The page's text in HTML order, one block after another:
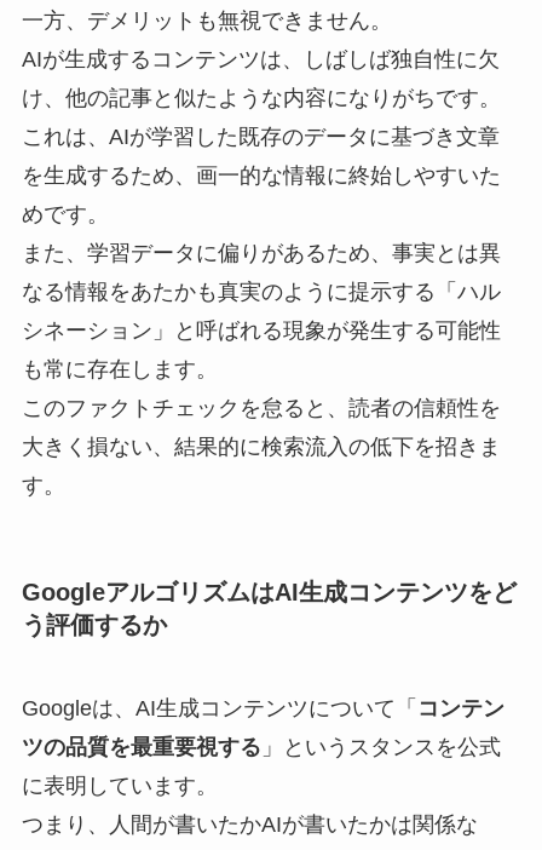
一方、デメリットも無視できません。
AIが生成するコンテンツは、しばしば独自性に欠
け、他の記事と似たような内容になりがちです。
これは、AIが学習した既存のデータに基づき文章
を生成するため、画一的な情報に終始しやすいた
めです。
また、学習データに偏りがあるため、事実とは異
なる情報をあたかも真実のように提示する「ハル
シネーション」と呼ばれる現象が発生する可能性
も常に存在します。
このファクトチェックを怠ると、読者の信頼性を
大きく損ない、結果的に検索流入の低下を招きま
す。
GoogleアルゴリズムはAI生成コンテンツをど
う評価するか
Googleは、AI生成コンテンツについて「 コンテン
ツの品質を最重要視する 」というスタンスを公式
に表明しています。
つまり、人間が書いたかAIが書いたかは関係な